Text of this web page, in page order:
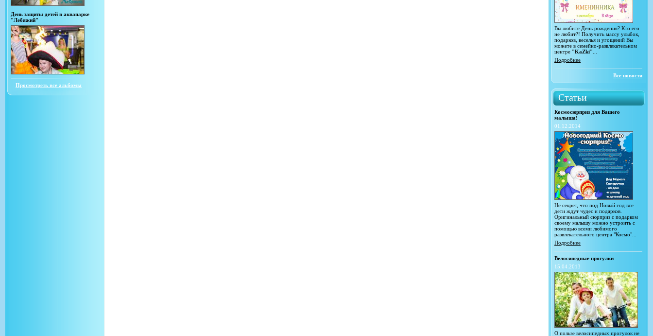
День защиты детей в аквапарке
"Лебяжий"
Просмотреть все альбомы
Вы любите День рождения? Кто его
не любит?! Получить массу улыбок,
подарков, веселья и угощений Вы
можете в семейно-развлекательном
центре "KaZki"
Подробнее
Все новости
Статьи
Космосюрприз для Вашего
малыша!
01.12.2014
Не секрет, что под Новый год все
дети ждут чудес и подарков.
Оригинальный сюрприз с подарком
своему малышу можно устроить с
помощью всеми любимого
развлекательного центра "Космо"...
Подробнее
Велосипедные прогулки
15.04.2013
О пользе велосипедных прогулок не